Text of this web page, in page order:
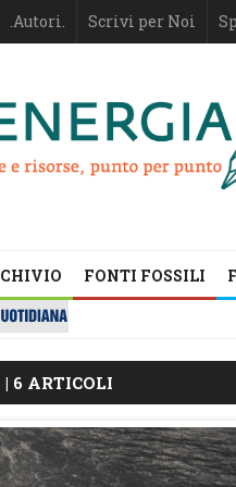
.Autori. Scrivi per Noi
FONTI FOSSILI
6 ARTICOLI